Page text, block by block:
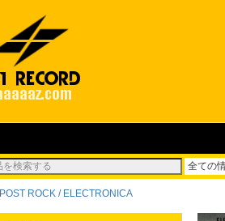
POST ROCK / ELECTRONICA